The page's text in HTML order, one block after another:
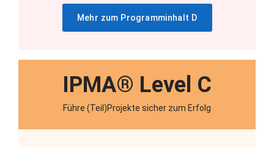
Mehr zum Programminhalt D
IPMA® Level C
Führe (Teil)Projekte sicher zum Erfolg